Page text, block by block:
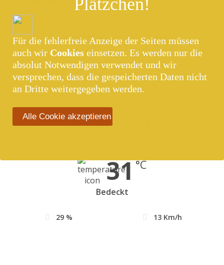
Polen
... anderes Land (z.B. Türkei, Thailand, usw.)
Ergebnisse anzeigen
Bochum, DE
31°C
Bedeckt
29 % 13 Km/h
Plätzchen!
Für die fehlerfreie Anzeige der Seiten müssen
auch wir Cookies einsetzen. Es werden nur die
absolut Notwendigen verwendet und wir
versprechen, dass die gespeicherten Daten nicht
an Dritte weitergegeben werden.
Alle Cookie akzeptieren